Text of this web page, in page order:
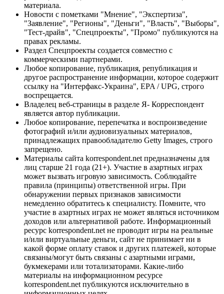
материала.
Новости с пометками "Мнение", "Экспертиза",
"Заявление", "Регионы", "Деньги", "Власть", "Выборы",
"Тест-драйв", "Спецпроекты", "Промо" публикуются на
правах рекламы.
Раздел Спецпроекты создается совместно с
коммерческими партнерами.
Любое копирование, публикация, републикация и
другое распространение информации, которое содержит
ссылку на "Интерфакс-Украина", EPA / UPG, строго
воспрещается.
Владелец веб-страницы в разделе Я- Корреспондент
является автор публикации.
Любое копирование, перепечатка и воспроизведение
фотографий и/или аудиовизуальных материалов,
принадлежащих правообладателю Getty Images, строго
запрещено.
Материалы сайта korrespondent.net предназначены для
лиц старше 21 года (21+). Участие в азартных играх
может вызвать игровую зависимость. Соблюдайте
правила (принципы) ответственной игры. При
обнаружении первых признаков зависимости
немедленно обратитесь к специалисту. Помните, что
участие в азартных играх не может являться источником
доходов или альтернативой работе. Информационный
ресурс korrespondent.net не проводит игры на реальные
и/или виртуальные деньги, сайт не принимает ни в
какой форме оплату ставок и других платежей, которые
связаны/могут быть связаны с азартными играми,
букмекерами или тотализаторами. Какие-либо
материалы на информационном ресурсе
korrespondent.net публикуются исключительно в